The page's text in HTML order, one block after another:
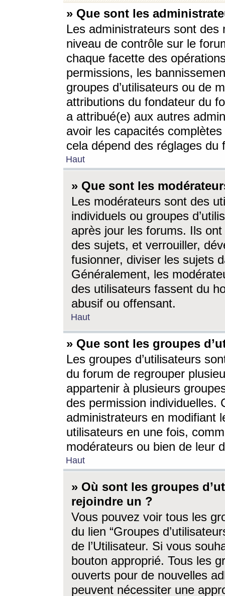
» Que sont les
Les administrateurs sont
niveau de contrôle sur le
chaque facette des
permissions, les
groupes d’utilisateurs ou de
attributions du fondateur du
a attribué(e) aux autres
avoir les capacités
cela dépend des réglages du
Haut
» Que sont les
Les modérateurs sont des
individuels ou groupes
après jour les forums. Ils ont
des sujets, et verrouiller,
fusionner, diviser les sujets
Généralement, les
des utilisateurs fassent du
abusif ou offensant.
Haut
» Que sont les groupes
Les groupes d’utilisateurs
du forum de regrouper
appartenir à plusieurs
des permission individuelles.
administrateurs en modifiant
utilisateurs en une fois,
modérateurs ou bien de leur
Haut
» Où sont les groupes
rejoindre un ?
Vous pouvez voir tous les
du lien “Groupes
de l’Utilisateur. Si vous
bouton approprié. Tous les
ouverts pour de nouvelles
peuvent nécessiter une